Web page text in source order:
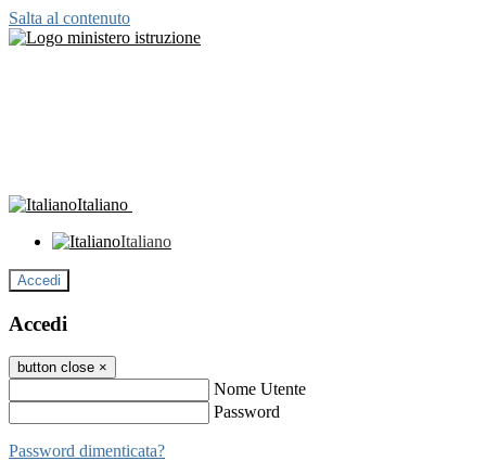
Salta al contenuto
Italiano
Italiano
Accedi
Accedi
button close ×
Nome Utente
Password
Password dimenticata?